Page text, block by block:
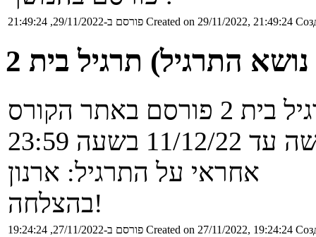
פורסם ב-29/11/2022, 21:49:24 Created on 29/11/2022, 21:49:24
22 בשעה 23:59
אחראי על התרגיל: ארנון
בהצלחה!
פורסם ב-27/11/2022, 19:24:24 Created on 27/11/2022, 19:24:24